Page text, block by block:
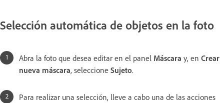
Selección automática de objetos en la foto
Abra la foto que desea editar en el panel Máscara y, en Crear
nueva máscara, seleccione Sujeto.
Para realizar una selección, lleve a cabo una de las acciones